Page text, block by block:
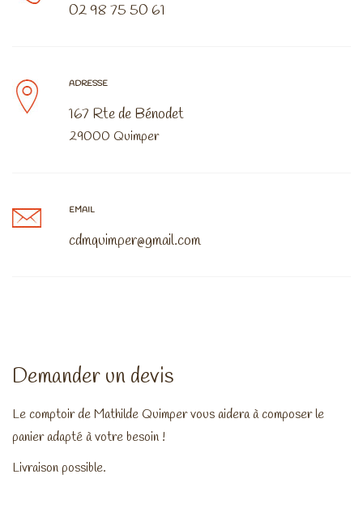
02 98 75 50 61
ADRESSE
167 Rte de Bénodet
29000 Quimper
EMAIL
cdmquimper@gmail.com
Demander un devis
Le comptoir de Mathilde Quimper vous aidera à composer le
panier adapté à votre besoin !
Livraison possible.